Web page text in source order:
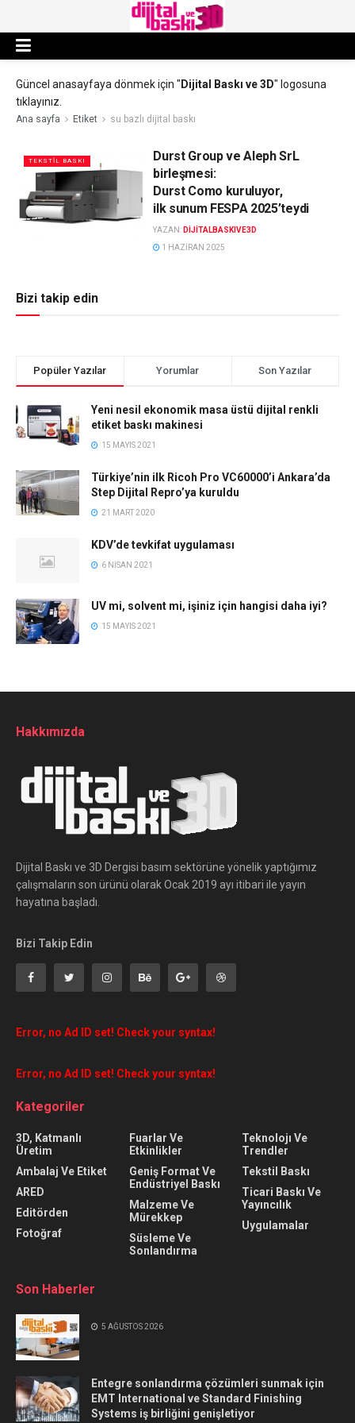
Güncel anasayfaya dönmek için " Dijital Baskı ve 3D" logosuna
tıklayınız.
Ana sayfa Etiket su bazlı dijital baskı
TEKSTIL BASKI
Durst Group ve Aleph SrL
birleşmesi:
Durst Como kuruluyor,
ilk sunum FESPA 2025’teydi
YAZAN: DIJITALBASKIVE3D
1 HAZIRAN 2025
Bizi takip edin
Popüler Yazılar Yorumlar Son Yazılar
Yeni nesil ekonomik masa üstü dijital renkli
etiket baskı makinesi
15 MAYIS 2021
Türkiye’nin ilk Ricoh Pro VC60000’i Ankara’da
Step Dijital Repro’ya kuruldu
21 MART 2020
KDV’de tevkifat uygulaması
6 NISAN 2021
UV mi, solvent mi, işiniz için hangisi daha iyi?
15 MAYIS 2021
Hakkımızda
Dijital Baskı ve 3D Dergisi basım sektörüne yönelik yaptığımız
çalışmaların son ürünü olarak Ocak 2019 ayı itibari ile yayın
hayatına başladı.
Bizi Takip Edin
Error, no Ad ID set! Check your syntax!
Error, no Ad ID set! Check your syntax!
Kategoriler
3D, Katmanlı
Üretim
Ambalaj Ve Etiket
ARED
Editörden
Fotoğraf
Fuarlar Ve
Etkinlikler
Geniş Format Ve
Endüstriyel Baskı
Malzeme Ve
Mürekkep
Süsleme Ve
Sonlandırma
Teknolojı Ve
Trendler
Tekstil Baskı
Ticari Baskı Ve
Yayıncılık
Uygulamalar
Son Haberler
5 AĞUSTOS 2026
Entegre sonlandırma çözümleri sunmak için
EMT International ve Standard Finishing
Systems iş birliğini genişletiyor